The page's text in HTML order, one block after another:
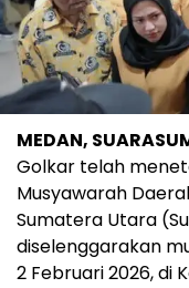
MEDAN,
Golkar telah
Musyawarah
Sumatera Utara
diselenggarakan
2 Februari 2026, di